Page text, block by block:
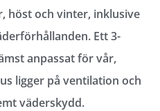
höst och vinter, inklusive
Ett 3-
anpassat för vår,
ligger på ventilation och
väderskydd.